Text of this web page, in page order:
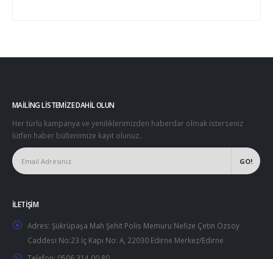
MAILING LISTEMIZE DAHIL OLUN
Her türlü kampanya ve yeniliklerimizden haberdar olmak isterseniz
lütfen haber bültenimize kayıt olunuz..
İLETIŞIM
Adres: Şükrüpaşa Mah Şehit Polis Memuru Nefize Çetin Özsoy
Caddesi No:23 İç Kapı No: A, 22030 Edirne Merkez/Edirne